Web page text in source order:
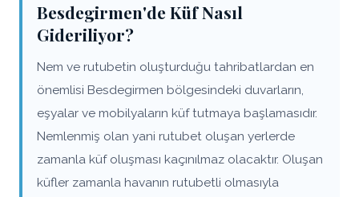
Besdegirmen'de Küf Nasıl
Gideriliyor?
Nem ve rutubetin oluşturduğu tahribatlardan en
önemlisi Besdegirmen bölgesindeki duvarların,
eşyalar ve mobilyaların küf tutmaya başlamasıdır.
Nemlenmiş olan yani rutubet oluşan yerlerde
zamanla küf oluşması kaçınılmaz olacaktır. Oluşan
küfler zamanla havanın rutubetli olmasıyla